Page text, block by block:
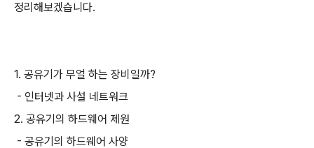
정리해보겠습니다.
1. 공유기가 무얼 하는 장비일까?
- 인터넷과 사설 네트워크
2. 공유기의 하드웨어 제원
- 공유기의 하드웨어 사양